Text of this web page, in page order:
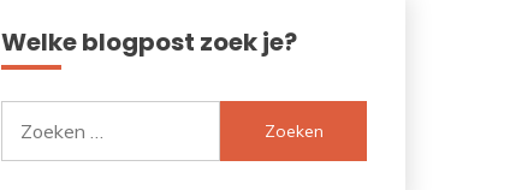
Welke blogpost zoek je?
naar: